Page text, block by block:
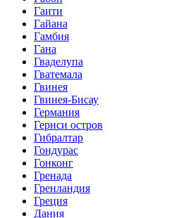
Гаити
Гайана
Гамбия
Гана
Гваделупа
Гватемала
Гвинея
Гвинея-Бисау
Германия
Гернси остров
Гибралтар
Гондурас
Гонконг
Гренада
Гренландия
Греция
Дания